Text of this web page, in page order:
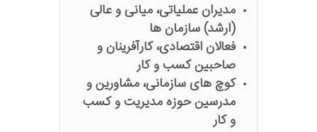
مدیران عملیاتی، میانی و عالی
(ارشد) سازمان ها
فعالان اقتصادی، کارآفرینان و
صاحبین کسب و کار
کوچ های سازمانی، مشاورین و
مدرسین حوزه مدیریت و کسب
و کار